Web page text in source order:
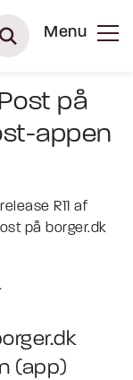
Menu
på
appen
R11 af
på borger.dk
(app)